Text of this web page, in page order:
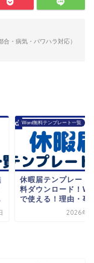
・病気・パワハラ対応）
Word無料テンプレート一覧
休暇届テンプレート
料ダウンロード！
で使える！理由・事
2026年3